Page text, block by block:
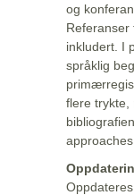
og
Referanser
inkludert. I
språklig
flere trykte,